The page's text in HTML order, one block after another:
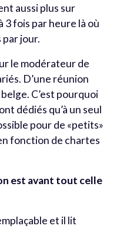
aussi plus sur
3 fois par heure là où
par jour.
le modérateur de
D’une réunion
C’est pourquoi
dédiés qu’à un seul
pour de «petits»
fonction de chartes
est avant tout celle
et il lit